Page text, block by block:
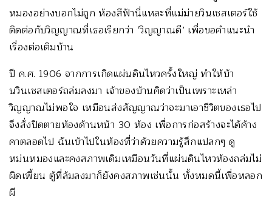
หมองอย่างบอกไม่ถูก ห้องสีฟ้านี่แหละที่แม่ม่ายวินเชสเตอร์ใช้
ติดต่อกับวิญญาณที่เธอเรียกว่า ‘วิญญาณดี’ เพื่อขอคำแนะนำ
เรื่องต่อเติมบ้าน
ปี ค.ศ. 1906 จากการเกิดแผ่นดินไหวครั้งใหญ่ ทำให้บ้า
นวินเชสเตอร์ถล่มลงมา เจ้าของบ้านคิดว่าเป็นเพราะเหล่า
วิญญาณไม่พอใจ เหมือนส่งสัญญาณว่าจะมาเอาชีวิตของเธอไป
จึงสั่งปิดตายห้องด้านหน้า 30 ห้อง เพื่อการก่อสร้างจะได้ค้าง
คาตลอดไป ฉันเข้าไปในห้องที่ว่าด้วยความรู้สึกแปลกๆ ดู
หม่นหมองและคงสภาพเดิมเหมือนวันที่แผ่นดินไหวห้องถล่มไม่
ผิดเพี้ยน ตู้ที่ล้มลงมาก็ยังคงสภาพเช่นนั้น ทั้งหมดนี้เพื่อหลอก
ผี